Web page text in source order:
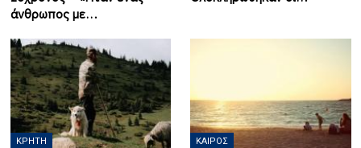
άνθρωπος με…
ΚΡΉΤΗ ΚΑΙΡΌΣ